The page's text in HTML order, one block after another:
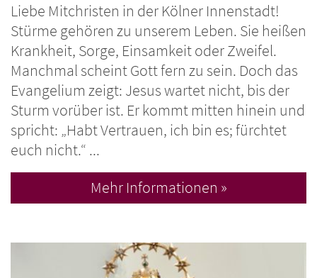
Liebe Mitchristen in der Kölner Innenstadt!
Stürme gehören zu unserem Leben. Sie heißen
Krankheit, Sorge, Einsamkeit oder Zweifel.
Manchmal scheint Gott fern zu sein. Doch das
Evangelium zeigt: Jesus wartet nicht, bis der
Sturm vorüber ist. Er kommt mitten hinein und
spricht: „Habt Vertrauen, ich bin es; fürchtet
euch nicht.“ ...
Mehr Informationen »